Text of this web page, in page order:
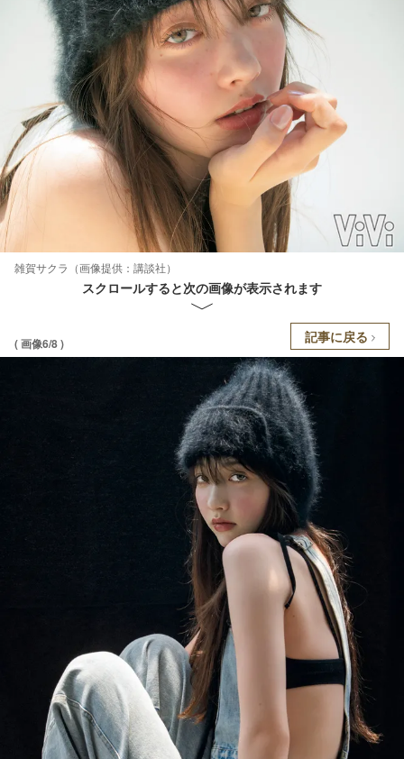
雑賀サクラ（画像提供：講談社）
スクロールすると次の画像が表示されます
( 画像6/8 ) 記事に戻る